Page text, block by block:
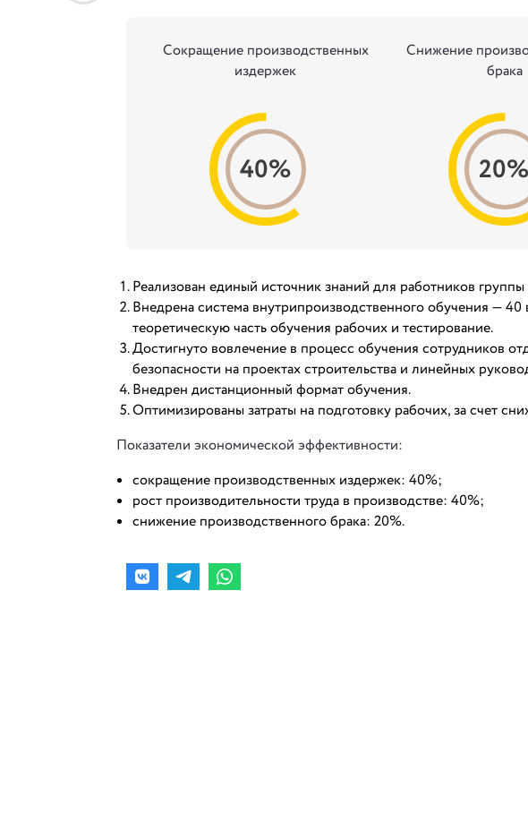
Сокращение производственных
издержек
40%
Снижение
брака
20%
Реализован единый источник знаний для работников
Внедрена система внутрипроизводственного обучения —
теоретическую часть обучения рабочих и тестирование.
Достигнуто вовлечение в процесс обучения сотрудников
безопасности на проектах строительства и линейных
Внедрен дистанционный формат обучения.
Оптимизированы затраты на подготовку рабочих, за счет
Показатели экономической эффективности:
сокращение производственных издержек: 40%;
рост производительности труда в производстве: 40%;
снижение производственного брака: 20%.